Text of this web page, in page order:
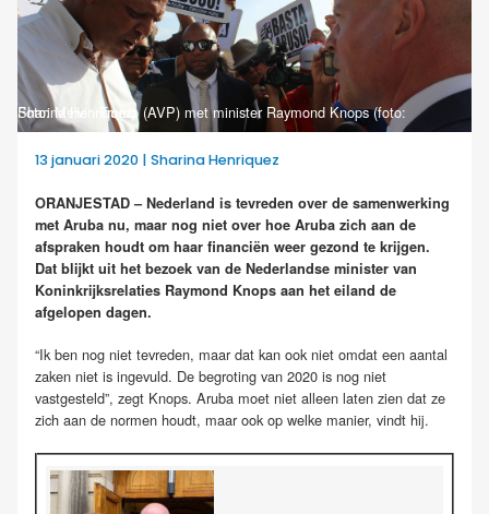
Foto: Melvin Tromp (AVP) met minister Raymond Knops (foto: Sharina Henriquez)
13 januari 2020 | Sharina Henriquez
ORANJESTAD – Nederland is tevreden over de samenwerking
met Aruba nu, maar nog niet over hoe Aruba zich aan de
afspraken houdt om haar financiën weer gezond te krijgen.
Dat blijkt uit het bezoek van de Nederlandse minister van
Koninkrijksrelaties Raymond Knops aan het eiland de
afgelopen dagen.
“Ik ben nog niet tevreden, maar dat kan ook niet omdat een aantal
zaken niet is ingevuld. De begroting van 2020 is nog niet
vastgesteld”, zegt Knops. Aruba moet niet alleen laten zien dat ze
zich aan de normen houdt, maar ook op welke manier, vindt hij.